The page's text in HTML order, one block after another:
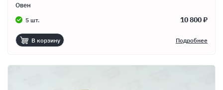
Овен
5 шт. 10 800 ₽
В корзину Подробнее